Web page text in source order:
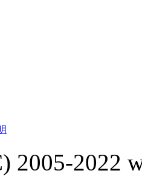
2005-2022